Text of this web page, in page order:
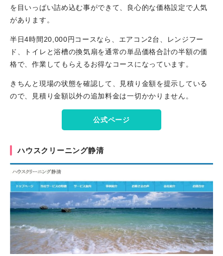
を目いっぱい詰め込む事ができて、良心的な価格設定で人気
があります。
半日4時間20,000円コースなら、エアコン2台、レンジフー
ド、トイレと浴槽の換気扇を通常の単品価格合計の半額の価
格で、作業してもらえるお得なコースになっています。
きちんと現場の状態を確認して、見積り金額を提示している
ので、見積り金額以外の追加料金は一切かかりません。
公式ページ
ハウスクリーニング静清